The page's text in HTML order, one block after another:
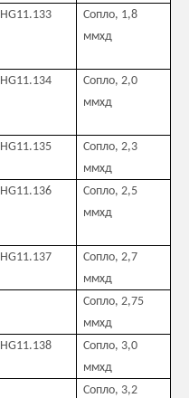
HG11.133
Сопло, 1,8
ммхд
HG11.134
Сопло, 2,0
ммхд
HG11.135
Сопло, 2,3
ммхд
HG11.136
Сопло, 2,5
ммхд
HG11.137
Сопло, 2,7
ммхд
Сопло, 2,75
ммхд
HG11.138
Сопло, 3,0
ммхд
Сопло, 3,2